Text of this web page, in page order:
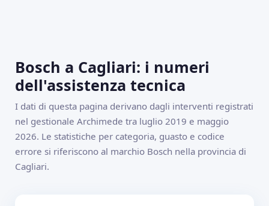
Bosch a Cagliari: i numeri
dell'assistenza tecnica
I dati di questa pagina derivano dagli interventi registrati
nel gestionale Archimede tra luglio 2019 e maggio
2026. Le statistiche per categoria, guasto e codice
errore si riferiscono al marchio Bosch nella provincia di
Cagliari.